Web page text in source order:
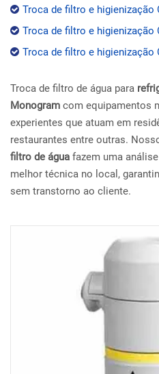
Troca de filtro e higienização
Troca de filtro e higienização
Troca de filtro e higienização
Troca de filtro de água para
Monogram com equipamentos
experientes que atuam em
restaurantes entre outras.
filtro de água fazem uma
melhor técnica no local,
sem transtorno ao cliente.